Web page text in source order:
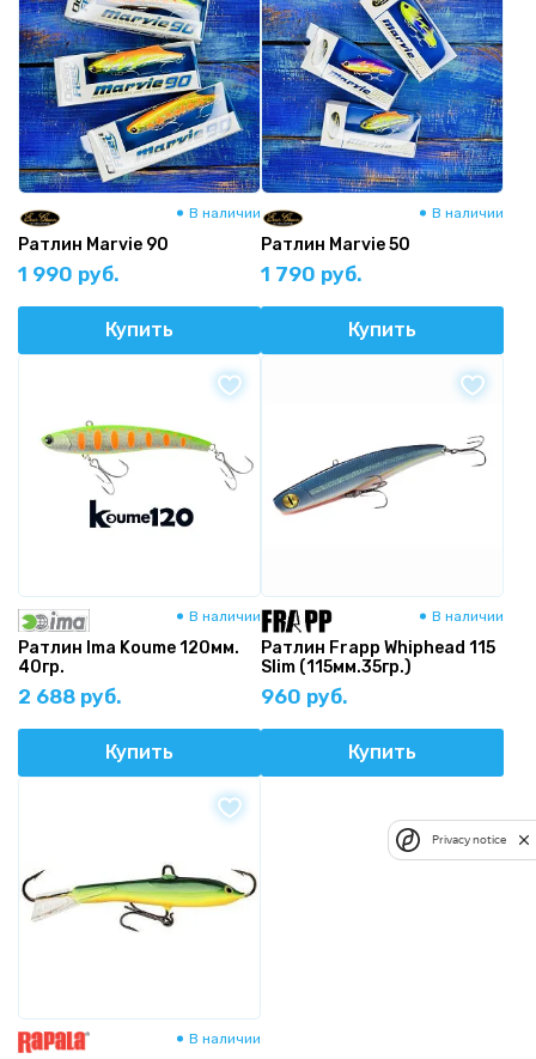
В наличии
Ратлин Marvie 90
1 990 руб.
Купить
В наличии
Ратлин Marvie 50
1 790 руб.
Купить
В наличии
Ратлин Ima Koume 120мм.
40гр.
2 688 руб.
Купить
В наличии
Ратлин Frapp Whiphead 115
Slim (115мм.35гр.)
960 руб.
Купить
В наличии
Privacy notice